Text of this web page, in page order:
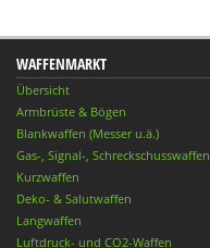
WAFFENMARKT
Übersicht
Armbrüste & Bögen
Blankwaffen (Messer u.ä.)
Gas-, Signal-, Schreckschusswaffen
Kurzwaffen
Deko- & Salutwaffen
Langwaffen
Luftdruck- und CO2-Waffen